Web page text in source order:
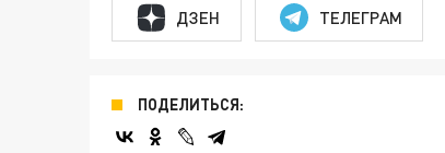
ДЗЕН ТЕЛЕГРАМ
ПОДЕЛИТЬСЯ: